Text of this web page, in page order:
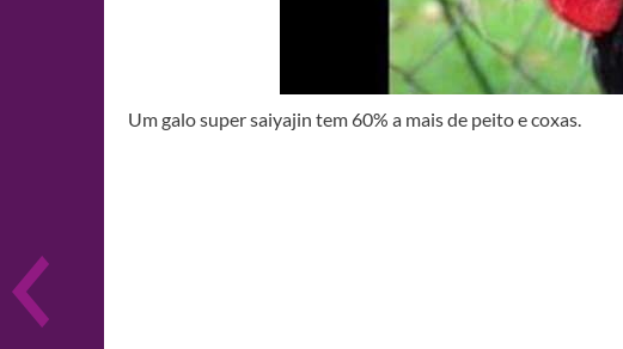
Um galo super saiyajin tem 60% a mais de peito e coxas.